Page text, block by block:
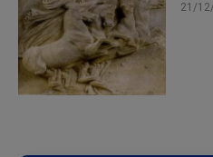
21/